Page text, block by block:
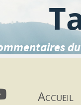
Accueil